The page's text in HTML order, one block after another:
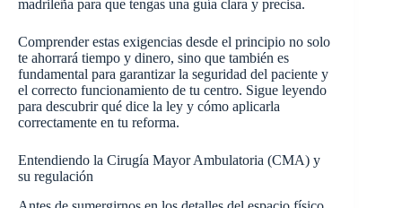
madrileña para que tengas una guía clara y precisa.
Comprender estas exigencias desde el principio no solo
te ahorrará tiempo y dinero, sino que también es
fundamental para garantizar la seguridad del paciente y
el correcto funcionamiento de tu centro. Sigue leyendo
para descubrir qué dice la ley y cómo aplicarla
correctamente en tu reforma.
Entendiendo la Cirugía Mayor Ambulatoria (CMA) y
su regulación